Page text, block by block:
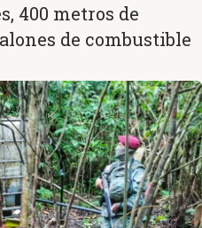
400 metros de
de combustible